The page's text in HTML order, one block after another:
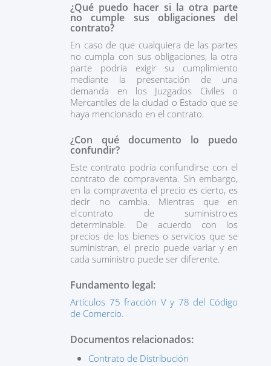
¿Qué puedo hacer si la otra parte
no cumple sus obligaciones del
contrato?
En caso de que cualquiera de las partes
no cumpla con sus obligaciones, la otra
parte podría exigir su cumplimiento
mediante la presentación de una
demanda en los Juzgados Civiles o
Mercantiles de la ciudad o Estado que se
haya mencionado en el contrato.
¿Con qué documento lo puedo
confundir?
Este contrato podría confundirse con el
contrato de compraventa. Sin embargo,
en la compraventa el precio es cierto, es
decir no cambia. Mientras que en
el contrato de suministro es
determinable. De acuerdo con los
precios de los bienes o servicios que se
suministran, el precio puede variar y en
cada suministro puede ser diferente.
Fundamento legal:
Artículos 75 fracción V y 78 del Código
de Comercio.
Documentos relacionados:
Contrato de Distribución